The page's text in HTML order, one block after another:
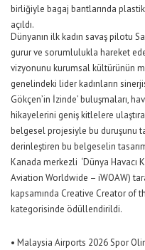
birliğiyle bagaj bantlarında plastik
açıldı.
Dünyanın ilk kadın savaş pilotu
gurur ve sorumlulukla hareket
vizyonunu kurumsal kültürünün
genelindeki lider kadınların
Gökçen’in İzinde’ buluşmaları,
hikayelerini geniş kitlelere ulaştıran
belgesel projesiyle bu duruşunu
derinleştiren bu belgeselin
Kanada merkezli ‘Dünya Havacı
Aviation Worldwide – iWOAW)
kapsamında Creative Creator of
kategorisinde ödüllendirildi.
• Malaysia Airports 2026 Spor